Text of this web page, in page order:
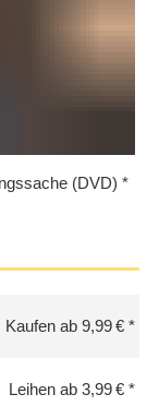
(DVD)
Kaufen ab 9,99 €
Leihen ab 3,99 €